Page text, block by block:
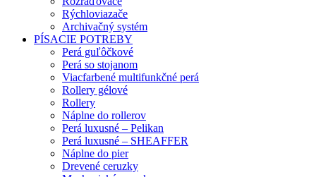
Rýchloviazače
Archivačný systém
PÍSACIE POTREBY
Perá guľôčkové
Perá so stojanom
Viacfarbené multifunkčné perá
Rollery gélové
Rollery
Náplne do rollerov
Perá luxusné – Pelikan
Perá luxusné – SHEAFFER
Náplne do pier
Drevené ceruzky